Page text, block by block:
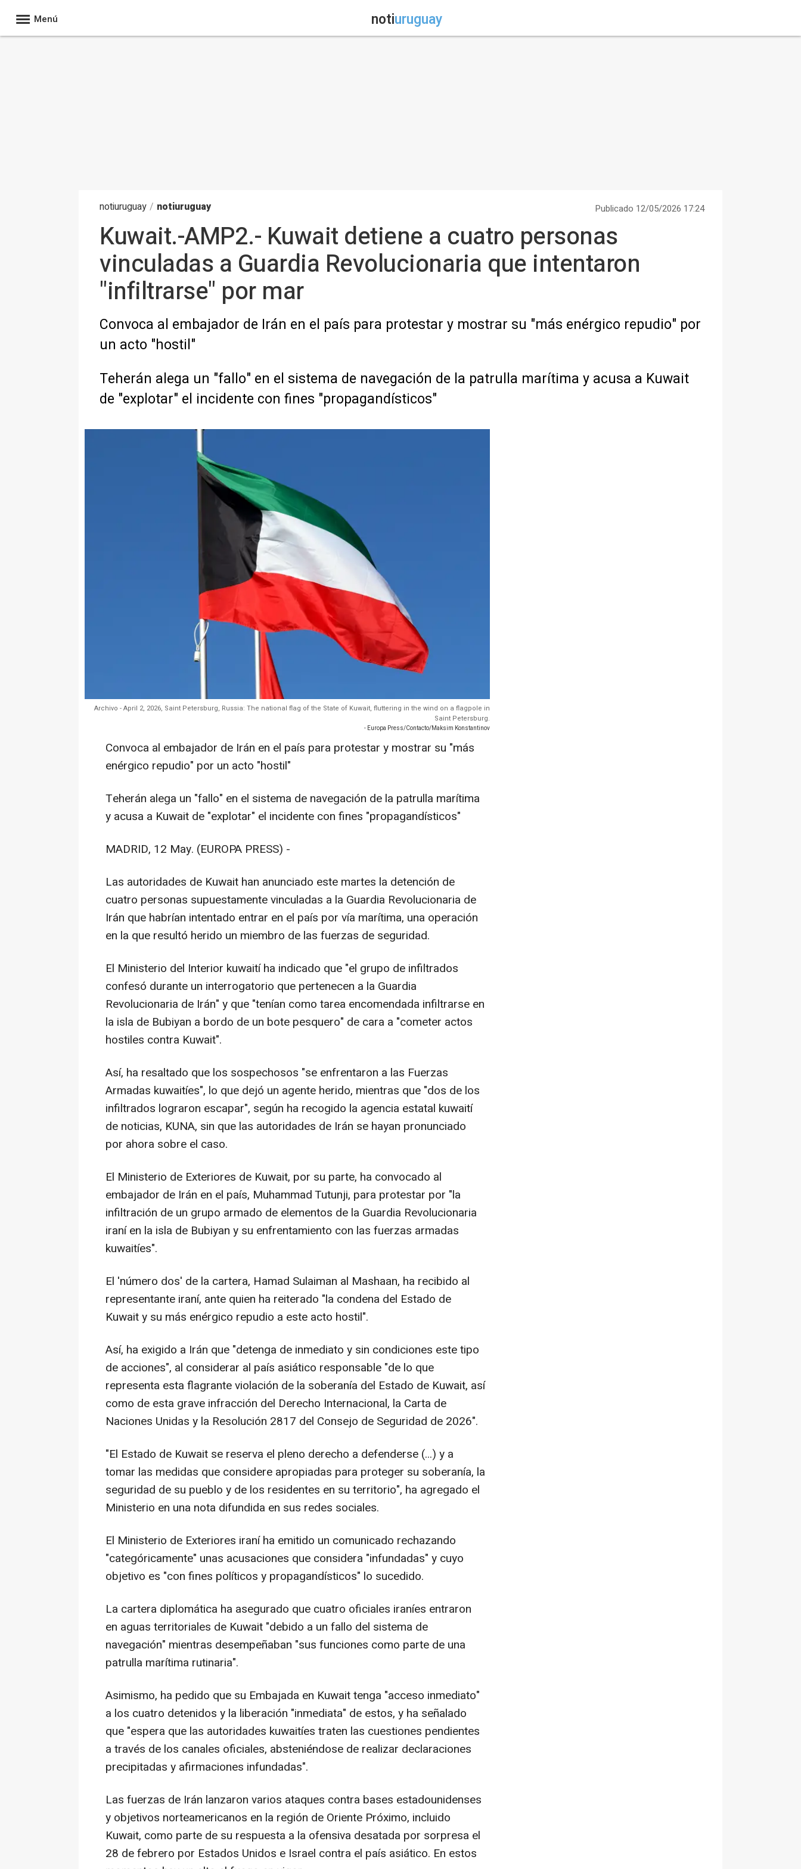
Menú notiuruguay
notiuruguay / notiuruguay Publicado 12/05/2026 17:24
Kuwait.-AMP2.- Kuwait detiene a cuatro personas
vinculadas a Guardia Revolucionaria que intentaron
"infiltrarse" por mar
Convoca al embajador de Irán en el país para protestar y mostrar su "más enérgico repudio" por
un acto "hostil"
Teherán alega un "fallo" en el sistema de navegación de la patrulla marítima y acusa a Kuwait
de "explotar" el incidente con fines "propagandísticos"
Archivo - April 2, 2026, Saint Petersburg, Russia: The national flag of the State of Kuwait, fluttering in the wind on a flagpole in
Saint Petersburg.
- Europa Press/Contacto/Maksim Konstantinov
Convoca al embajador de Irán en el país para protestar y mostrar su "más
enérgico repudio" por un acto "hostil"
Teherán alega un "fallo" en el sistema de navegación de la patrulla marítima
y acusa a Kuwait de "explotar" el incidente con fines "propagandísticos"
MADRID, 12 May. (EUROPA PRESS) -
Las autoridades de Kuwait han anunciado este martes la detención de
cuatro personas supuestamente vinculadas a la Guardia Revolucionaria de
Irán que habrían intentado entrar en el país por vía marítima, una operación
en la que resultó herido un miembro de las fuerzas de seguridad.
El Ministerio del Interior kuwaití ha indicado que "el grupo de infiltrados
confesó durante un interrogatorio que pertenecen a la Guardia
Revolucionaria de Irán" y que "tenían como tarea encomendada infiltrarse en
la isla de Bubiyan a bordo de un bote pesquero" de cara a "cometer actos
hostiles contra Kuwait".
Así, ha resaltado que los sospechosos "se enfrentaron a las Fuerzas
Armadas kuwaitíes", lo que dejó un agente herido, mientras que "dos de los
infiltrados lograron escapar", según ha recogido la agencia estatal kuwaití
de noticias, KUNA, sin que las autoridades de Irán se hayan pronunciado
por ahora sobre el caso.
El Ministerio de Exteriores de Kuwait, por su parte, ha convocado al
embajador de Irán en el país, Muhammad Tutunji, para protestar por "la
infiltración de un grupo armado de elementos de la Guardia Revolucionaria
iraní en la isla de Bubiyan y su enfrentamiento con las fuerzas armadas
kuwaitíes".
El 'número dos' de la cartera, Hamad Sulaiman al Mashaan, ha recibido al
representante iraní, ante quien ha reiterado "la condena del Estado de
Kuwait y su más enérgico repudio a este acto hostil".
Así, ha exigido a Irán que "detenga de inmediato y sin condiciones este tipo
de acciones", al considerar al país asiático responsable "de lo que
representa esta flagrante violación de la soberanía del Estado de Kuwait, así
como de esta grave infracción del Derecho Internacional, la Carta de
Naciones Unidas y la Resolución 2817 del Consejo de Seguridad de 2026".
"El Estado de Kuwait se reserva el pleno derecho a defenderse (...) y a
tomar las medidas que considere apropiadas para proteger su soberanía, la
seguridad de su pueblo y de los residentes en su territorio", ha agregado el
Ministerio en una nota difundida en sus redes sociales.
El Ministerio de Exteriores iraní ha emitido un comunicado rechazando
"categóricamente" unas acusaciones que considera "infundadas" y cuyo
objetivo es "con fines políticos y propagandísticos" lo sucedido.
La cartera diplomática ha asegurado que cuatro oficiales iraníes entraron
en aguas territoriales de Kuwait "debido a un fallo del sistema de
navegación" mientras desempeñaban "sus funciones como parte de una
patrulla marítima rutinaria".
Asimismo, ha pedido que su Embajada en Kuwait tenga "acceso inmediato"
a los cuatro detenidos y la liberación "inmediata" de estos, y ha señalado
que "espera que las autoridades kuwaitíes traten las cuestiones pendientes
a través de los canales oficiales, absteniéndose de realizar declaraciones
precipitadas y afirmaciones infundadas".
Las fuerzas de Irán lanzaron varios ataques contra bases estadounidenses
y objetivos norteamericanos en la región de Oriente Próximo, incluido
Kuwait, como parte de su respuesta a la ofensiva desatada por sorpresa el
28 de febrero por Estados Unidos e Israel contra el país asiático. En estos